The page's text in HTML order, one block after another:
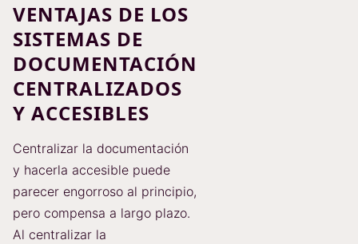
VENTAJAS DE LOS
SISTEMAS DE
DOCUMENTACIÓN
CENTRALIZADOS
Y ACCESIBLES
Centralizar la documentación
y hacerla accesible puede
parecer engorroso al principio,
pero compensa a largo plazo.
Al centralizar la